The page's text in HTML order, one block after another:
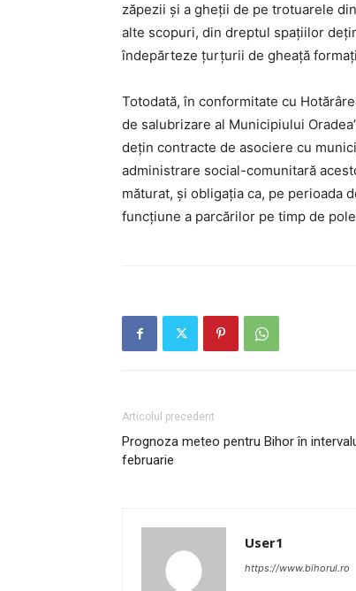
zăpezii și a gheții de pe trotuarele
alte scopuri, din dreptul spațiilor
îndepărteze țurțurii de gheață
Totodată, în conformitate cu
de salubrizare al Municipiului
dețin contracte de asociere cu
administrare social-comunitară
măturat, și obligația ca, pe perioada
funcțiune a parcărilor pe timp de
Articolul precedent
Prognoza meteo pentru Bihor în
februarie
User1
https://www.bihorul.ro